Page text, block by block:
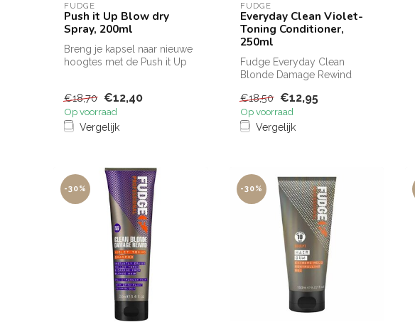
FUDGE
Push it Up Blow dry
Spray, 200ml
Breng je kapsel naar nieuwe
hoogtes met de Push it Up
€18,70 €12,40
Op voorraad
Vergelijk
FUDGE
Everyday Clean Violet-
Toning Conditioner,
250ml
Fudge Everyday Clean
Blonde Damage Rewind
ontworpen voor d...
€18,50 €12,95
Op voorraad
Vergelijk
-30% -30%